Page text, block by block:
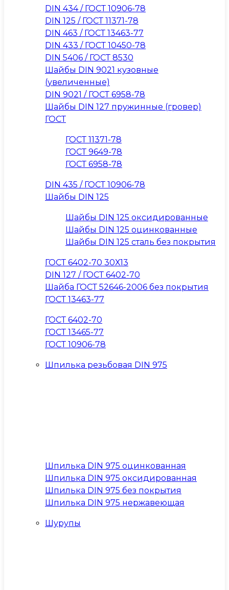
DIN 434 / ГОСТ 10906-78
DIN 125 / ГОСТ 11371-78
DIN 463 / ГОСТ 13463-77
DIN 433 / ГОСТ 10450-78
DIN 5406 / ГОСТ 8530
Шайбы DIN 9021 кузовные
(увеличенные)
DIN 9021 / ГОСТ 6958-78
Шайбы DIN 127 пружинные (гровер)
ГОСТ
ГОСТ 11371-78
ГОСТ 9649-78
ГОСТ 6958-78
DIN 435 / ГОСТ 10906-78
Шайбы DIN 125
Шайбы DIN 125 оксидированные
Шайбы DIN 125 оцинкованные
Шайбы DIN 125 сталь без покрытия
ГОСТ 6402-70 30Х13
DIN 127 / ГОСТ 6402-70
Шайба ГОСТ 52646-2006 без покрытия
ГОСТ 13463-77
ГОСТ 6402-70
ГОСТ 13465-77
ГОСТ 10906-78
Шпилька резьбовая DIN 975
Шпилька DIN 975 оцинкованная
Шпилька DIN 975 оксидированная
Шпилька DIN 975 без покрытия
Шпилька DIN 975 нержавеющая
Шурупы